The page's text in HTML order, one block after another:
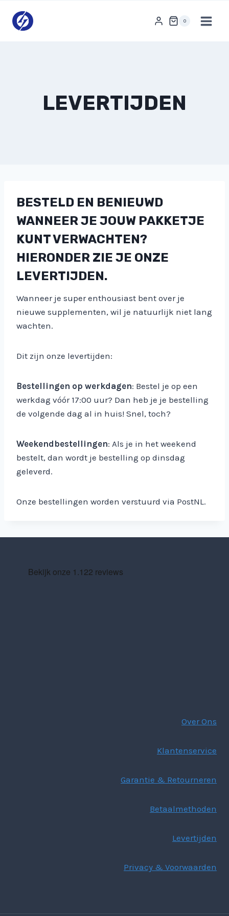
naar
inhoud
0
LEVERTIJDEN
BESTELD EN BENIEUWD
WANNEER JE JOUW PAKKETJE
KUNT VERWACHTEN?
HIERONDER ZIE JE ONZE
LEVERTIJDEN.
Wanneer je super enthousiast bent over je
nieuwe supplementen, wil je natuurlijk niet lang
wachten.
Dit zijn onze levertijden:
Bestellingen op werkdagen: Bestel je op een
werkdag vóór 17:00 uur? Dan heb je je bestelling
de volgende dag al in huis! Snel, toch?
Weekendbestellingen: Als je in het weekend
bestelt, dan wordt je bestelling op dinsdag
geleverd.
Onze bestellingen worden verstuurd via PostNL.
Over Ons
Klantenservice
Garantie & Retourneren
Betaalmethoden
Levertijden
Privacy & Voorwaarden